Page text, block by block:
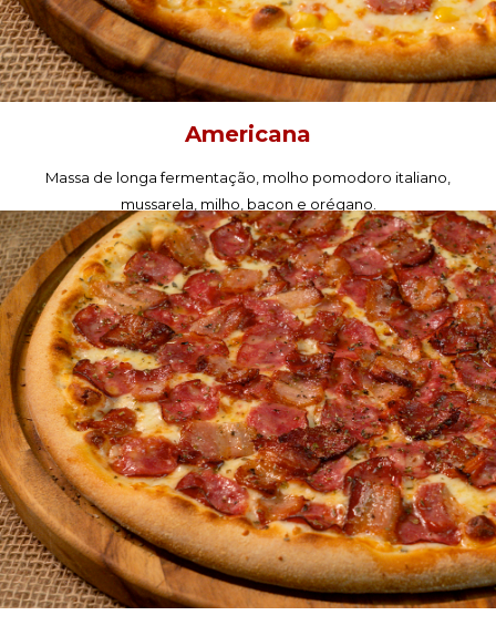
Americana
Massa de longa fermentação, molho pomodoro italiano,
mussarela, milho, bacon e orégano.
PEÇA AGORA!